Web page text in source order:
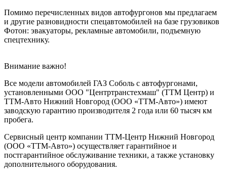
Помимо перечисленных видов автофургонов мы предлагаем
и другие разновидности спецавтомобилей на базе грузовиков
Фотон: эвакуаторы, рекламные автомобили, подъемную
спецтехнику.
Внимание важно!
Все модели автомобилей ГАЗ Соболь с автофургонами,
установленными ООО "Центртранстехмаш" (ТТМ Центр) и
ТТМ-Авто Нижний Новгород (ООО «ТТМ-Авто») имеют
заводскую гарантию производителя 2 года или 60 тысяч км
пробега.
Сервисный центр компании ТТМ-Центр Нижний Новгород
(ООО «ТТМ-Авто») осуществляет гарантийное и
постгарантийное обслуживание техники, а также установку
дополнительного оборудования.